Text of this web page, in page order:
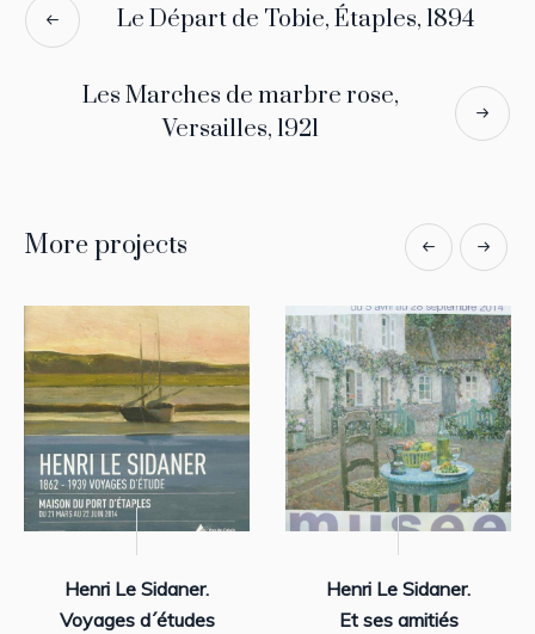
Le Départ de Tobie, Étaples, 1894
Les Marches de marbre rose,
Versailles, 1921
More projects
Henri Le Sidaner.
Voyages d´études
Henri Le Sidaner.
Et ses amitiés